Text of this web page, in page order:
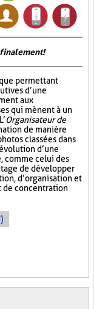
finalement!
permettant
d’une
aux
qui mènent à un
Organisateur de
de manière
classées dans
d’une
comme celui des
de développer
d’organisation et
de concentration